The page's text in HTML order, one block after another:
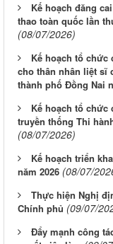
Kế hoạch đăng
thao toàn quốc lần
(08/07/2026)
Kế hoạch tổ chức
cho thân nhân liệt sĩ
thành phố Đồng Nai
Kế hoạch tổ chức
truyền thống Thi
(08/07/2026)
Kế hoạch triển
năm 2026 (08/07/
Thực hiện Nghị
Chính phủ (09/07/
Đẩy mạnh công